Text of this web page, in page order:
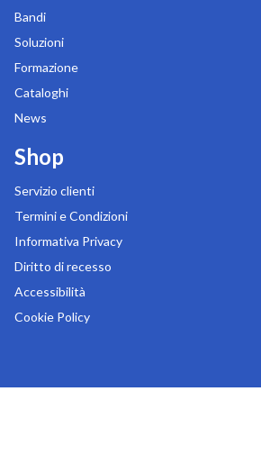
Bandi
Soluzioni
Formazione
Cataloghi
News
Shop
Servizio clienti
Termini e Condizioni
Informativa Privacy
Diritto di recesso
Accessibilità
Cookie Policy